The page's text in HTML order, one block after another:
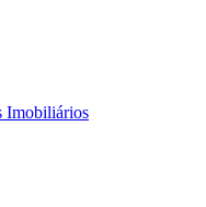
Imobiliários